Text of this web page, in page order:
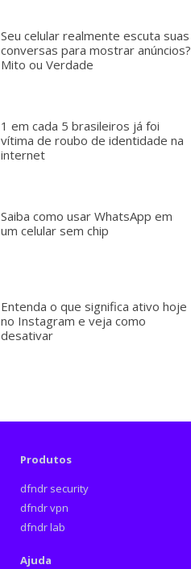
Seu celular realmente escuta suas
conversas para mostrar anúncios?
Mito ou Verdade
1 em cada 5 brasileiros já foi
vítima de roubo de identidade na
internet
Saiba como usar WhatsApp em
um celular sem chip
Entenda o que significa ativo hoje
no Instagram e veja como
desativar
Produtos
dfndr security
dfndr vpn
dfndr lab
Ajuda